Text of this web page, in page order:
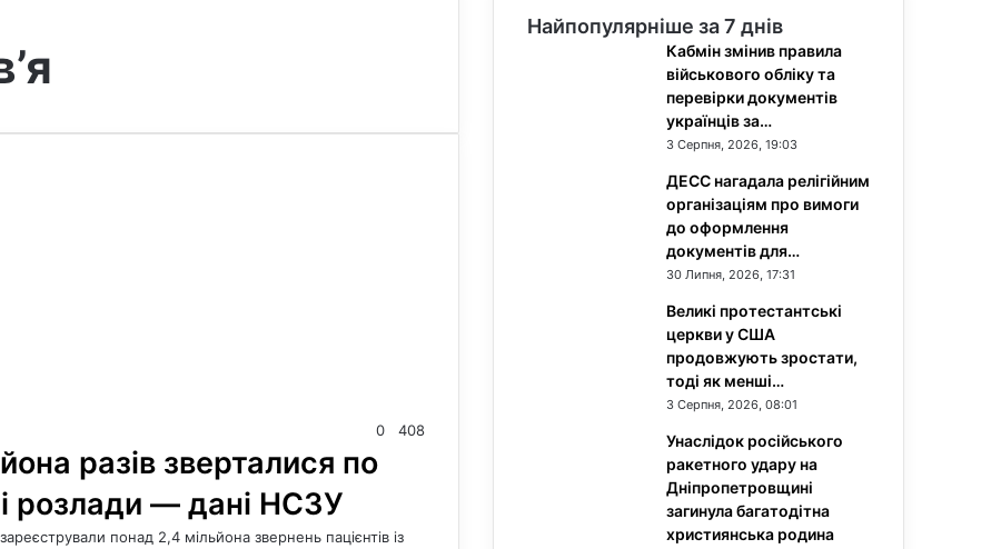
0 408
разів зверталися по
розлади — дані НСЗУ
понад 2,4 мільйона звернень пацієнтів із
Найпопулярніше за 7 днів
Кабмін змінив правила
військового обліку та
перевірки документів
українців за…
3 Серпня, 2026, 19:03
ДЕСС нагадала релігійним
організаціям про вимоги
до оформлення
документів для…
30 Липня, 2026, 17:31
Великі протестантські
церкви у США
продовжують зростати,
тоді як менші…
3 Серпня, 2026, 08:01
Унаслідок російського
ракетного удару на
Дніпропетровщині
загинула багатодітна
християнська родина